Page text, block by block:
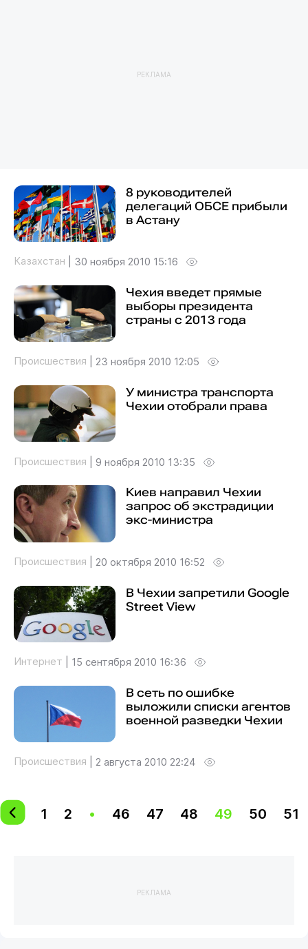
РЕКЛАМА
8 руководителей
делегаций ОБСЕ прибыли
в Астану
Казахстан 30 ноября 2010 15:16
Чехия введет прямые
выборы президента
страны с 2013 года
Происшествия 23 ноября 2010 12:05
У министра транспорта
Чехии отобрали права
Происшествия 9 ноября 2010 13:35
Киев направил Чехии
запрос об экстрадиции
экс-министра
Происшествия 20 октября 2010 16:52
В Чехии запретили Google
Street View
Интернет 15 сентября 2010 16:36
В сеть по ошибке
выложили списки агентов
военной разведки Чехии
Происшествия 2 августа 2010 22:24
1 2 • 46 47 48 49 50 51
РЕКЛАМА